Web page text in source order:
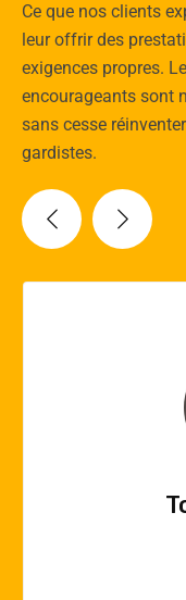
Ce que nos clients
leur offrir des
exigences propres.
encourageants sont
sans cesse
gardistes.